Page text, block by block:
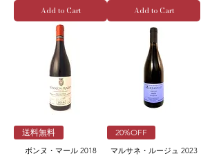
Add to Cart Add to Cart
送料無料
ボンヌ・マール 2018
20%OFF
マルサネ・ルージュ 2023